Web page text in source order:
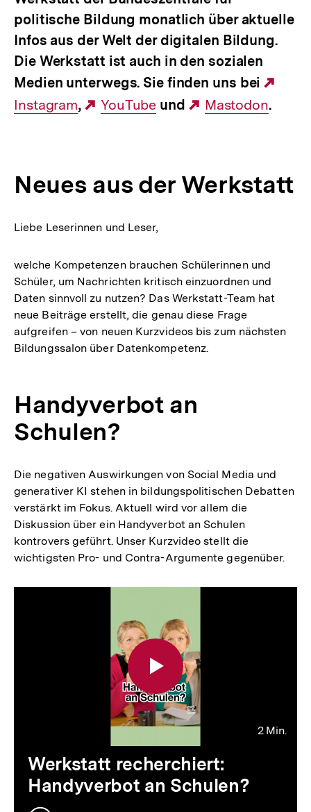
politische Bildung monatlich über aktuelle
Infos aus der Welt der digitalen Bildung.
Die Werkstatt ist auch in den sozialen
Medien unterwegs. Sie finden uns bei
Instagram,
Externer
YouTube und
Externer
Mastodon.
Neues aus der Werkstatt
Liebe Leserinnen und Leser,
welche Kompetenzen brauchen Schülerinnen und
Schüler, um Nachrichten kritisch einzuordnen und
Daten sinnvoll zu nutzen? Das Werkstatt-Team hat
neue Beiträge erstellt, die genau diese Frage
aufgreifen – von neuen Kurzvideos bis zum nächsten
Bildungssalon über Datenkompetenz.
Handyverbot an
Schulen?
Die negativen Auswirkungen von Social Media und
generativer KI stehen in bildungspolitischen Debatten
verstärkt im Fokus. Aktuell wird vor allem die
Diskussion über ein Handyverbot an Schulen
kontrovers geführt. Unser Kurzvideo stellt die
wichtigsten Pro- und Contra-Argumente gegenüber.
2 Min.
Video
Dauer
2
Min.
Werkstatt recherchiert:
Handyverbot an Schulen?